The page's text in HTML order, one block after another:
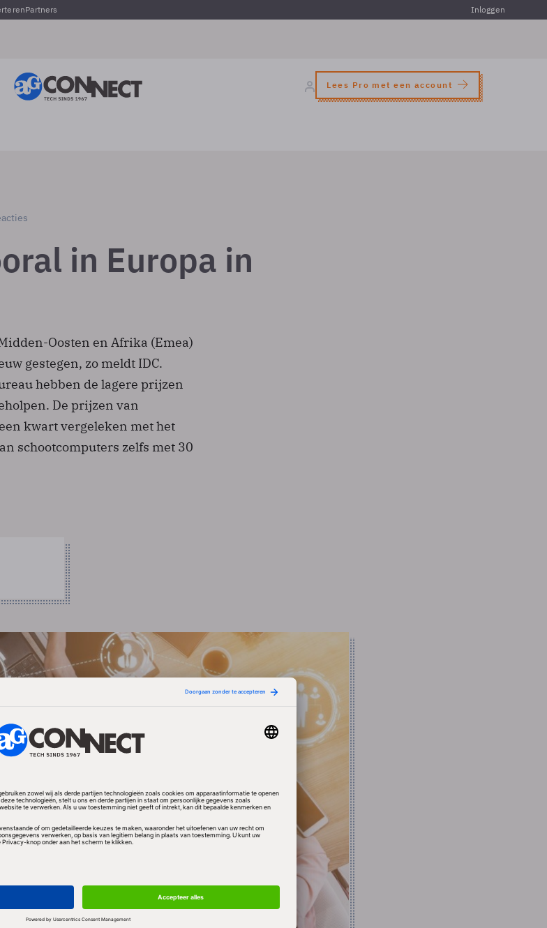
Partners Inloggen
Lees Pro met een account
in Europa in
Oosten en Afrika (Emea)
gestegen, zo meldt IDC.
hebben de lagere prijzen
De prijzen van
kwart vergeleken met het
schootcomputers zelfs met 30